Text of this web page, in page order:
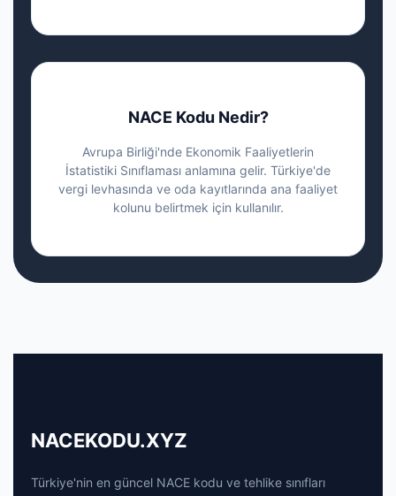
NACE Kodu Nedir?
Avrupa Birliği'nde Ekonomik Faaliyetlerin
İstatistiki Sınıflaması anlamına gelir. Türkiye'de
vergi levhasında ve oda kayıtlarında ana faaliyet
kolunu belirtmek için kullanılır.
NACEKODU.XYZ
Türkiye'nin en güncel NACE kodu ve tehlike sınıfları